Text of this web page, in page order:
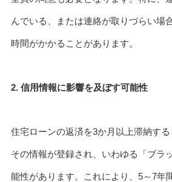
んでいる、または連絡が取りづらい場
時間がかかることがあります。
2. 信用情報に影響を及ぼす可能性
住宅ローンの返済を3か月以上滞納す
その情報が登録され、いわゆる「ブラ
能性があります。これにより、5～7年